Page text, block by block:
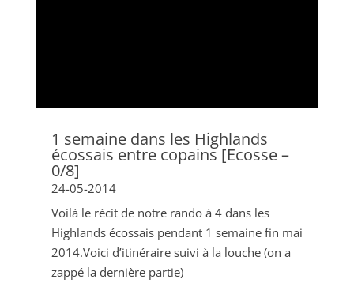
1 semaine dans les Highlands
écossais entre copains [Ecosse –
0/8]
24-05-2014
Voilà le récit de notre rando à 4 dans les
Highlands écossais pendant 1 semaine fin mai
2014.Voici d’itinéraire suivi à la louche (on a
zappé la dernière partie)